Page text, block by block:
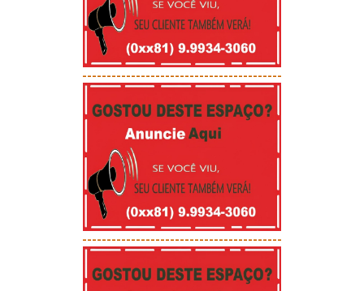
-----------------------------------------
-----------------------------------------